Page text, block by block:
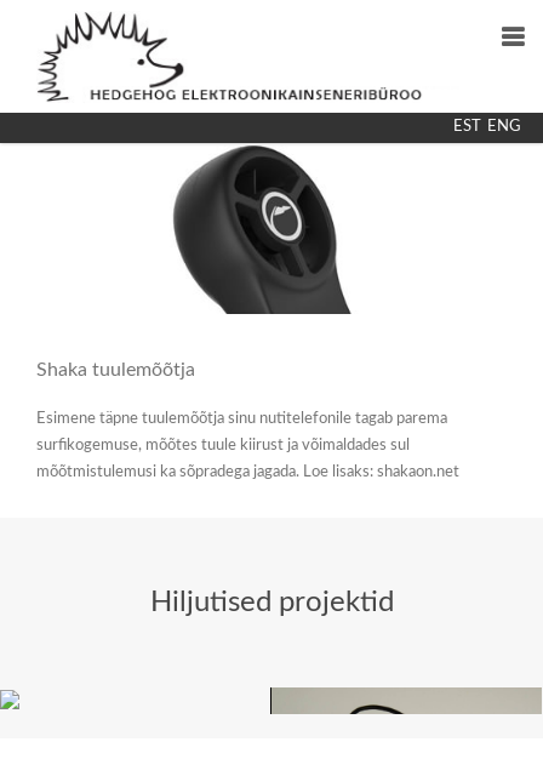
OSKUSED
EST ENG
Shaka tuulemõõtja
Esimene täpne tuulemõõtja sinu nutitelefonile tagab parema
surfikogemuse, mõõtes tuule kiirust ja võimaldades sul
mõõtmistulemusi ka sõpradega jagada. Loe lisaks: shakaon.net
Hiljutised projektid